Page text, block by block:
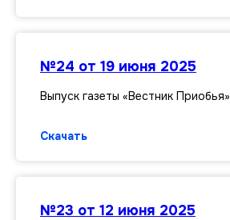
№24 от 19 июня 2025
Выпуск газеты «Вестник Приобья»
Скачать
№23 от 12 июня 2025